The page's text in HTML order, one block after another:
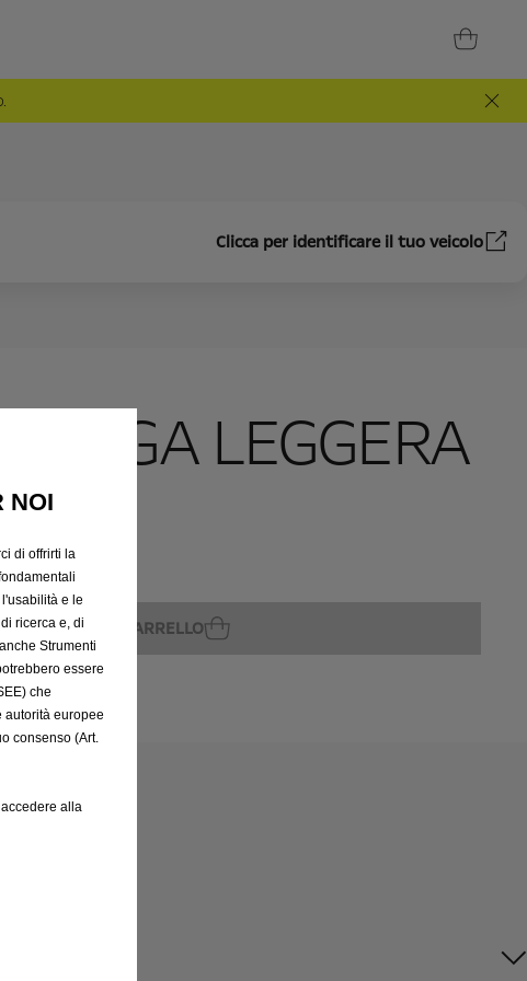
Clicca per identificare il tuo veicolo
LEGA LEGGERA
esaurito
AGGIUNGI AL CARRELLO
NOI
di offrirti la
e le
ricerca e, di
Strumenti
essere
che
autorità europee
consenso (Art.
alla